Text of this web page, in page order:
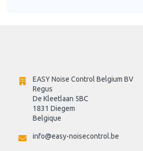
EASY Noise Control Belgium BV
Regus
De Kleetlaan 5BC
1831 Diegem
Belgique
info@easy-noisecontrol.be